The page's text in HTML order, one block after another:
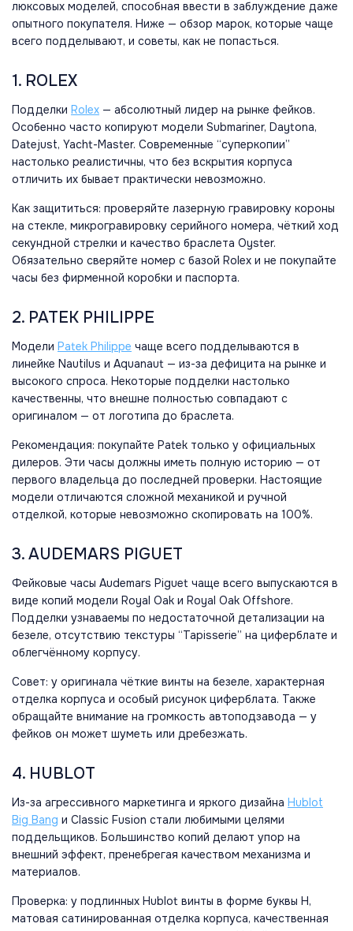
люксовых моделей, способная ввести в заблуждение даже
опытного покупателя. Ниже — обзор марок, которые чаще
всего подделывают, и советы, как не попасться.
1. ROLEX
Подделки Rolex — абсолютный лидер на рынке фейков.
Особенно часто копируют модели Submariner, Daytona,
Datejust, Yacht-Master. Современные “суперкопии”
настолько реалистичны, что без вскрытия корпуса
отличить их бывает практически невозможно.
Как защититься: проверяйте лазерную гравировку короны
на стекле, микрогравировку серийного номера, чёткий ход
секундной стрелки и качество браслета Oyster.
Обязательно сверяйте номер с базой Rolex и не покупайте
часы без фирменной коробки и паспорта.
2. PATEK PHILIPPE
Модели Patek Philippe чаще всего подделываются в
линейке Nautilus и Aquanaut — из-за дефицита на рынке и
высокого спроса. Некоторые подделки настолько
качественны, что внешне полностью совпадают с
оригиналом — от логотипа до браслета.
Рекомендация: покупайте Patek только у официальных
дилеров. Эти часы должны иметь полную историю — от
первого владельца до последней проверки. Настоящие
модели отличаются сложной механикой и ручной
отделкой, которые невозможно скопировать на 100%.
3. AUDEMARS PIGUET
Фейковые часы Audemars Piguet чаще всего выпускаются в
виде копий модели Royal Oak и Royal Oak Offshore.
Подделки узнаваемы по недостаточной детализации на
безеле, отсутствию текстуры “Tapisserie” на циферблате и
облегчённому корпусу.
Совет: у оригинала чёткие винты на безеле, характерная
отделка корпуса и особый рисунок циферблата. Также
обращайте внимание на громкость автоподзавода — у
фейков он может шуметь или дребезжать.
4. HUBLOT
Из-за агрессивного маркетинга и яркого дизайна Hublot
Big Bang и Classic Fusion стали любимыми целями
поддельщиков. Большинство копий делают упор на
внешний эффект, пренебрегая качеством механизма и
материалов.
Проверка: у подлинных Hublot винты в форме буквы H,
матовая сатинированная отделка корпуса, качественная